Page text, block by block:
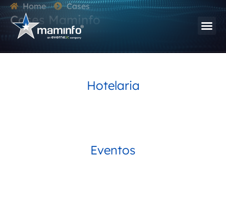
Home Cases
Cases Maminfo
Hotelaria
Eventos